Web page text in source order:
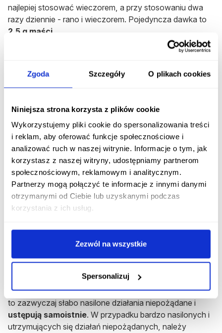
Zgoda Szczegóły O plikach cookies
Niniejsza strona korzysta z plików cookie
Wykorzystujemy pliki cookie do spersonalizowania treści
i reklam, aby oferować funkcje społecznościowe i
analizować ruch w naszej witrynie. Informacje o tym, jak
korzystasz z naszej witryny, udostępniamy partnerom
społecznościowym, reklamowym i analitycznym.
Partnerzy mogą połączyć te informacje z innymi danymi
otrzymanymi od Ciebie lub uzyskanymi podczas
korzystania z ich usług.
Zezwól na wszystkie
Spersonalizuj
najlepiej stosować wieczorem, a przy stosowaniu dwa
razy dziennie - rano i wieczorem. Pojedyncza dawka to
2,5 g maści
Częstotliwość dawkowania powinna być dostosowana
kontynuować do momentu ustąpienia objawów. Ponadto
leczenie należy zakończyć
Jak dawkować lek u dzieci?
Lek Macmiror Complex może być stosowany u
dziewczynek w wieku szkolnym. Należy wówczas
stosować połowę jednorazowej dawki dla dorosłych,
czyli1,25 mg maści.
Jakie są działania niepożądane
stosowania leku Macmiror Complex?
preparatu Macmiror Complex występująbardzo rzadko.
Lek może powodowaćreakcje alergiczne
kontaktowe zapalenie skóry lub pokrzywka (i inne
skutki uboczne związane z miejscem podania czyli
uczucie pieczenia i świąd pochwy. Objawy miejscowe
to zazwyczaj słabo nasilone działania niepożądane i
ustępują samoistnie. W przypadku bardzo nasilonych i
utrzymujących się działań niepożądanych, należy